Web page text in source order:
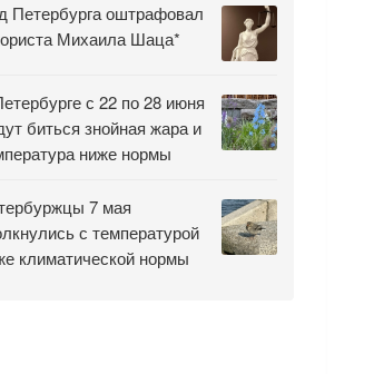
Петербурга оштрафовал
Михаила Шаца*
с 22 по 28 июня
биться знойная жара и
ниже нормы
7 мая
с температурой
климатической нормы